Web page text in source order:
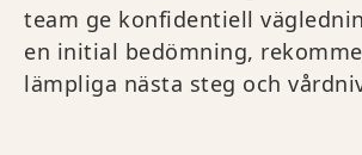
team ge konfidentiell
en initial bedömning,
lämpliga nästa steg och